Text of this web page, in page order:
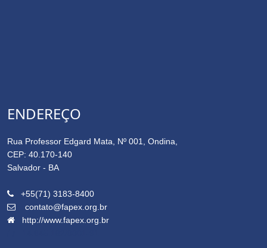
ENDEREÇO
Rua Professor Edgard Mata, Nº 001, Ondina,
CEP: 40.170-140
Salvador - BA
+55(71) 3183-8400
contato@fapex.org.br
http://www.fapex.org.br